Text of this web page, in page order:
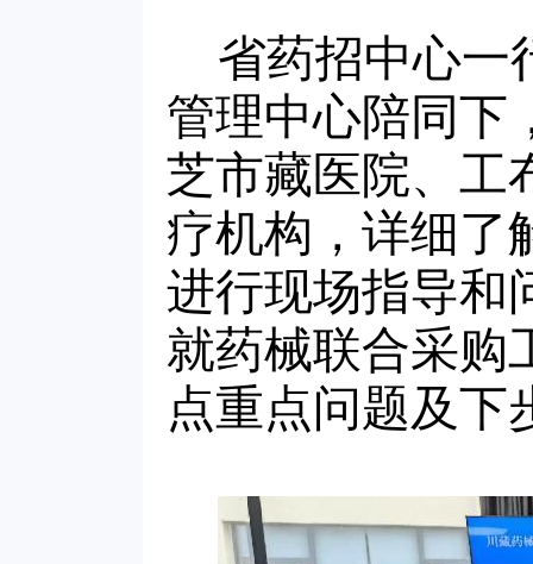
省药招中心一
管理中心陪同下
芝市藏医院、工
疗机构，详细了
进行现场指导和
就药械联合采购
点重点问题及下